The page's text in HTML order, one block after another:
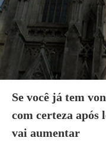
Se você já tem
com certeza após
vai aumentar